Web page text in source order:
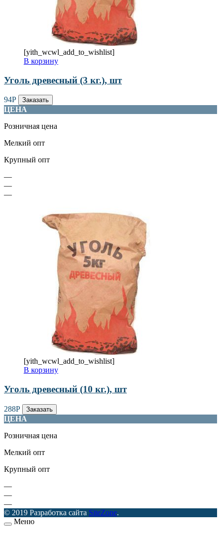
[yith_wcwl_add_to_wishlist]
В корзину
Уголь древесный (3 кг.), шт
94Р Заказать
ЦЕНА
Розничная цена
Мелкий опт
Крупный опт
—
—
—
[yith_wcwl_add_to_wishlist]
В корзину
Уголь древесный (10 кг.), шт
288Р Заказать
ЦЕНА
Розничная цена
Мелкий опт
Крупный опт
—
—
—
© 2019 Разработка сайта SiteZone.
Меню